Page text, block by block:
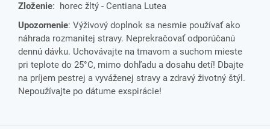
Zloženie: horec žltý - Centiana Lutea
Upozornenie: Výživový doplnok sa nesmie používať ako
náhrada rozmanitej stravy. Neprekračovať odporúčanú
dennú dávku. Uchovávajte na tmavom a suchom mieste
pri teplote do 25°C, mimo dohľadu a dosahu detí! Dbajte
na príjem pestrej a vyváženej stravy a zdravý životný štýl.
Nepoužívajte po dátume exspirácie!